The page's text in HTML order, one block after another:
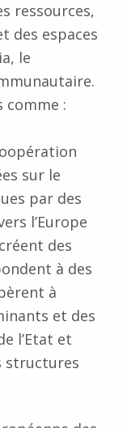
ressources,
des espaces
le
comme :
sur le
par des
l’Europe
des
à des
à
et des
l’Etat et
structures